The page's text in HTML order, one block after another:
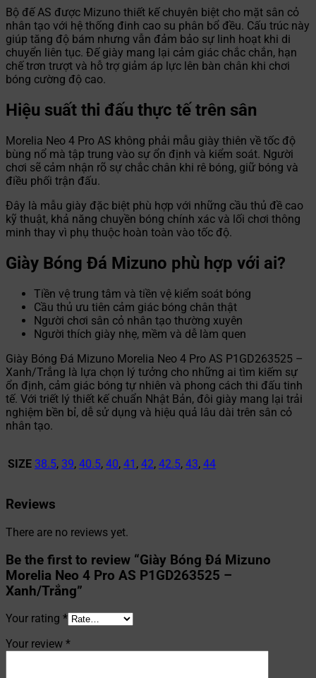
Bộ đế AS được Mizuno thiết kế chuyên biệt cho mặt sân cỏ
nhân tạo với hệ thống đinh cao su phân bổ đều. Cấu trúc này
giúp tăng độ bám nhưng vẫn đảm bảo sự linh hoạt khi di
chuyển liên tục. Đế giày mang lại cảm giác chắc chắn, hạn
chế trơn trượt và hỗ trợ giảm áp lực lên bàn chân khi chơi
bóng cường độ cao.
Hiệu suất thi đấu thực tế trên sân
Morelia Neo 4 Pro AS không phải mẫu giày thiên về tốc độ
bùng nổ mà tập trung vào sự ổn định và kiểm soát. Người
chơi sẽ cảm nhận rõ sự chắc chân khi rê bóng, giữ bóng và
điều phối trận đấu.
Đây là mẫu giày đặc biệt phù hợp với những cầu thủ đề cao
kỹ thuật, khả năng chuyền bóng chính xác và lối chơi thông
minh thay vì phụ thuộc hoàn toàn vào tốc độ.
Giày Bóng Đá Mizuno phù hợp với ai?
Tiền vệ trung tâm và tiền vệ kiểm soát bóng
Cầu thủ ưu tiên cảm giác bóng chân thật
Người chơi sân cỏ nhân tạo thường xuyên
Người thích giày nhẹ, mềm và dễ làm quen
Giày Bóng Đá Mizuno Morelia Neo 4 Pro AS P1GD263525 –
Xanh/Trắng là lựa chọn lý tưởng cho những ai tìm kiếm sự
ổn định, cảm giác bóng tự nhiên và phong cách thi đấu tinh
tế. Với triết lý thiết kế chuẩn Nhật Bản, đôi giày mang lại trải
nghiệm bền bỉ, dễ sử dụng và hiệu quả lâu dài trên sân cỏ
nhân tạo.
SIZE 38.5, 39, 40.5, 40, 41 , 42, 42.5, 43, 44
Reviews
There are no reviews yet.
Be the first to review “Giày Bóng Đá Mizuno
Morelia Neo 4 Pro AS P1GD263525 –
Xanh/Trắng”
Your rating *
Your review *